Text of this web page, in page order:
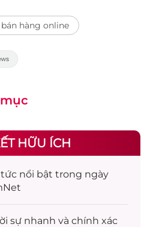
bán hàng online
HỮU ÍCH
nổi bật trong ngày
sự nhanh và chính xác